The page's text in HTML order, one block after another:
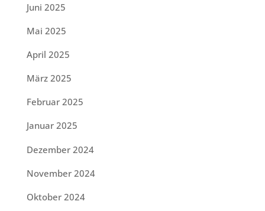
Juni 2025
Mai 2025
April 2025
März 2025
Februar 2025
Januar 2025
Dezember 2024
November 2024
Oktober 2024